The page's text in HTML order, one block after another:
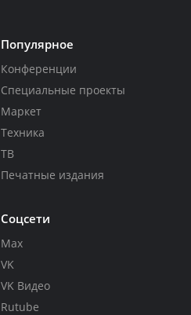
Популярное
Конференции
Специальные проекты
Маркет
Техника
ТВ
Печатные издания
Соцсети
Max
VK
VK Видео
Rutube